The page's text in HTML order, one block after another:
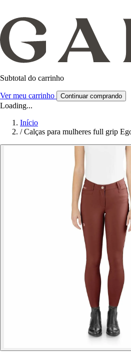
Subtotal do carrinho
Ver meu carrinho Continuar comprando
Loading...
Início
/ Calças para mulheres full grip